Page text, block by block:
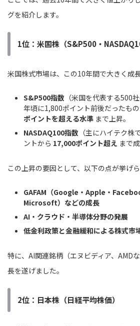
グを紹介します。
1位：米国株（S&P500・
米国株式市場は、この10年間で大きく成
S&P500指数 （米国を代表する500
年頃に1,800ポイント前後だったも
ポイントを超える水準 まで上昇。
NASDAQ100指数 （主にハイテク
ントから 17,000ポイント超え まで成
この上昇の要因として、以下の点が挙げら
GAFAM（Google・Apple・
Microsoft）などの成長
AI・クラウド・半導体分野の発展
低金利政策と金融緩和による株式市
特に、AI関連銘柄（エヌビディア、AMD
長を遂げました。
2位：日本株（日経平均株価）